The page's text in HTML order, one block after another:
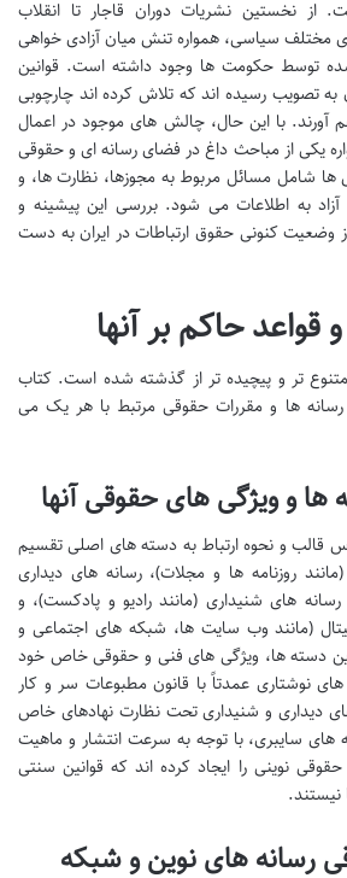
از نخستین نشریات دوران قاجار تا انقلاب
سیاسی، همواره تنش میان آزادی خواهی
توسط حکومت ها وجود داشته است. قوانین
به تصویب رسیده اند که تلاش کرده اند چارچوبی
آورند. با این حال، چالش های موجود در اعمال
یکی از مباحث داغ در فضای رسانه ای و حقوقی
ها شامل مسائل مربوط به مجوزها، نظارت ها، و
به اطلاعات می شود. بررسی این پیشینه و
وضعیت کنونی حقوق ارتباطات در ایران به دست
قواعد حاکم بر آنها
متنوع تر و پیچیده تر از گذشته شده است. کتاب
ها و مقررات حقوقی مرتبط با هر یک می
ها و ویژگی های حقوقی آنها
قالب و نحوه ارتباط به دسته های اصلی تقسیم
روزنامه ها و مجلات)، رسانه های دیداری
رسانه های شنیداری (مانند رادیو و پادکست)، و
(مانند وب سایت ها، شبکه های اجتماعی و
دسته ها، ویژگی های فنی و حقوقی خاص خود
های نوشتاری عمدتاً با قانون مطبوعات سر و کار
دیداری و شنیداری تحت نظارت نهادهای خاص
های سایبری، با توجه به سرعت انتشار و ماهیت
نوینی را ایجاد کرده اند که قوانین سنتی
رسانه های نوین و شبکه